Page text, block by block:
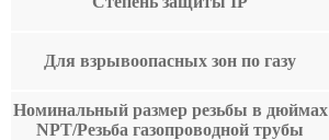
Для взрывоопасных зон по газу
Номинальный размер резьбы в дюймах
NPT/Резьба газопроводной трубы